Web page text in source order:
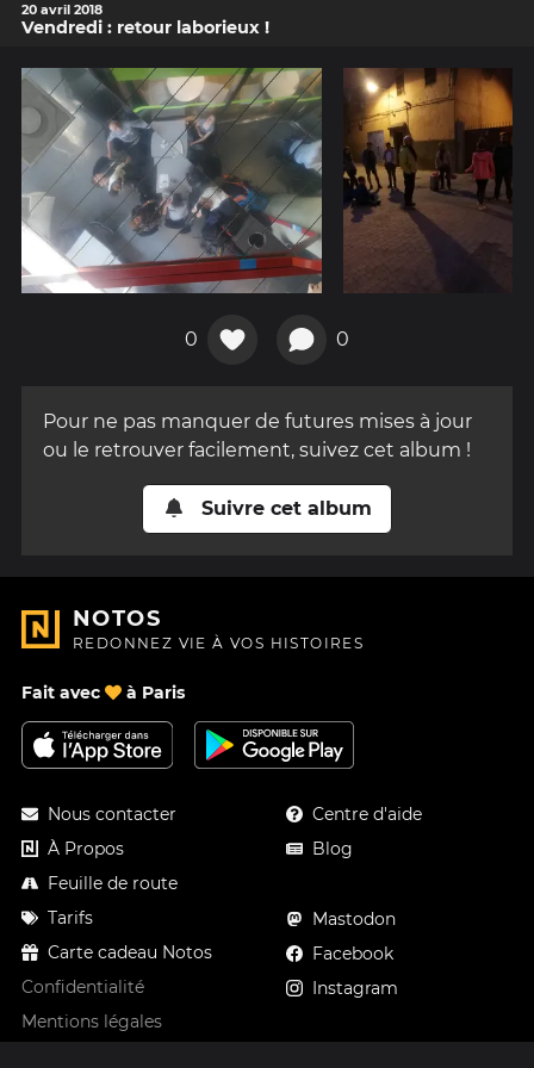
20 avril 2018
Vendredi : retour laborieux !
0 0
Pour ne pas manquer de futures mises à jour
ou le retrouver facilement, suivez cet album !
Suivre cet album
NOTOS
REDONNEZ VIE À VOS HISTOIRES
Fait avec à Paris
Nous contacter
À Propos
Feuille de route
Tarifs
Carte cadeau Notos
Confidentialité
Mentions légales
Centre d'aide
Blog
Mastodon
Facebook
Instagram